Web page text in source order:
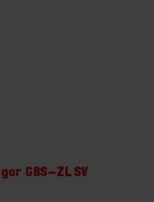
GBS-ZL SV